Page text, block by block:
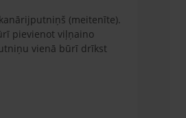
(meitenīte).
pievienot viļņaino
vienā būrī drīkst